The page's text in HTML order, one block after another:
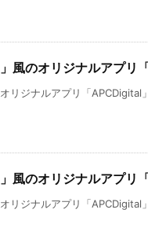
風のオリジナルアプリ
リジナルアプリ「APCDigital
風のオリジナルアプ
リジナルアプリ「APCDigital